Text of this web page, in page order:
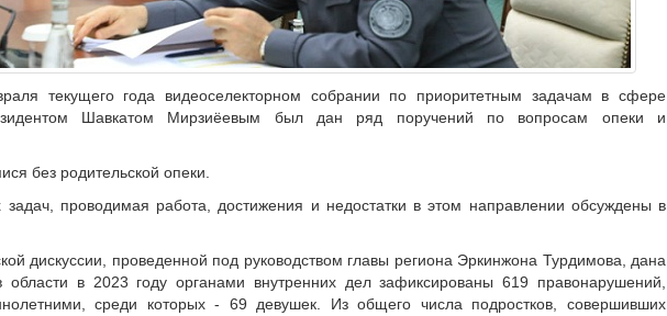
текущего года видеоселекторном собрании по приоритетным задачам в сфере
Шавкатом Мирзиёевым был дан ряд поручений по вопросам опеки и
без родительской опеки.
задач, проводимая работа, достижения и недостатки в этом направлении обсуждены в
дискуссии, проведенной под руководством главы региона Эркинжона Турдимова, дана
в 2023 году органами внутренних дел зафиксированы 619 правонарушений,
среди которых - 69 девушек. Из общего числа подростков, совершивших